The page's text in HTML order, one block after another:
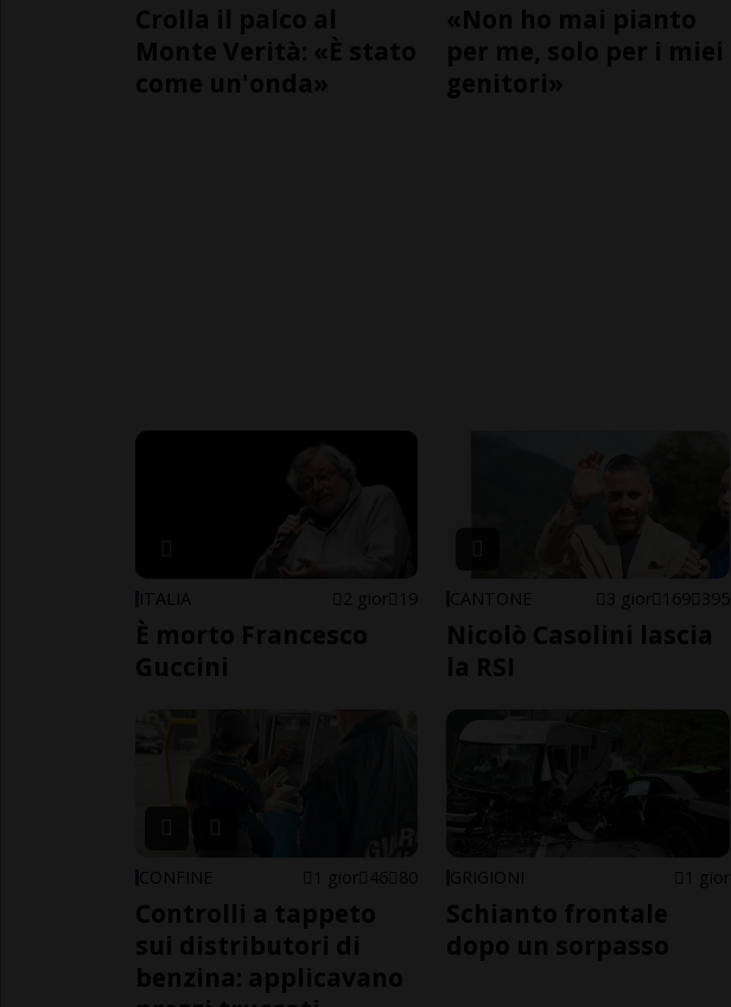
Crolla il palco al
Monte Verità: «È stato
come un'onda»
«Non ho mai pianto
per me, solo per i miei
genitori»
ITALIA 2 gior 19
È morto Francesco
Guccini
CANTONE 3 gior 169 395
Nicolò Casolini lascia
la RSI
CONFINE 1 gior 46 80
Controlli a tappeto
sui distributori di
benzina: applicavano
GRIGIONI 1 gior
Schianto frontale
dopo un sorpasso